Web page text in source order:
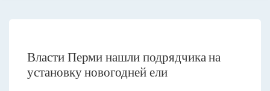
Власти Перми нашли подрядчика на
установку новогодней ели